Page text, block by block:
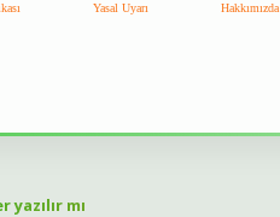
Yasal Uyarı Hakkımızda
yazılır mı